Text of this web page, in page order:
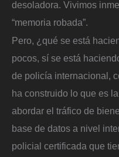
desoladora. Vivimos
“memoria robada”.
Pero, ¿qué se está
pocos, sí se está
de policía internacional,
ha construido lo que es
abordar el tráfico de
base de datos a nivel
policial certificada que